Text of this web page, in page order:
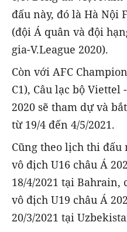
đấu này, đó là Hà Nội
(đội Á quân và đội
gia-V.League 2020).
Còn với AFC
C1), Câu lạc bộ Viettel
2020 sẽ tham dự và
từ 19/4 đến 4/5/2021.
Cũng theo lịch thi
vô địch U16 châu Á
18/4/2021 tại
vô địch U19 châu Á
20/3/2021 tại